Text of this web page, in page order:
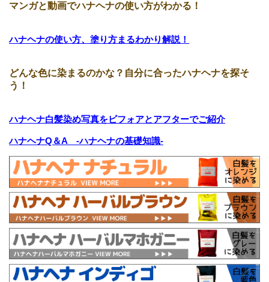
マンガと動画でハナヘナの使い方がわかる！
ハナヘナの使い方、塗り方まるわかり解説！
どんな色に染まるのかな？自分に合ったハナヘナを探そ
う！
ハナヘナ白髪染め写真をビフォアとアフターでご紹介
ハナヘナQ＆A -ハナヘナの基礎知識-